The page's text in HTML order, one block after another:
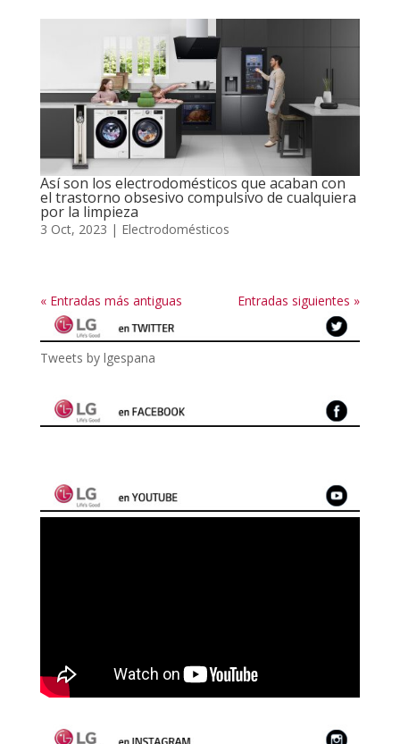
Así son los electrodomésticos que acaban con
el trastorno obsesivo compulsivo de cualquiera
por la limpieza
3 Oct, 2023 | Electrodomésticos
« Entradas más antiguas Entradas siguientes »
Tweets by lgespana